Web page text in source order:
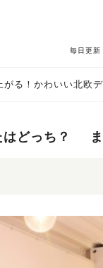
毎日更新
がる！かわいい北欧
どっち？